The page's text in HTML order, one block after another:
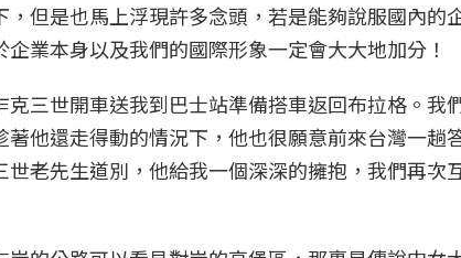
但是也馬上浮現許多念頭，若是能夠說服國內的
業本身以及我們的國際形象一定會大大地加分！
三世開車送我到巴士站準備搭車返回布拉格。我
他還走得動的情況下，他也很願意前來台灣一趟
老先生道別，他給我一個深深的擁抱，我們再次